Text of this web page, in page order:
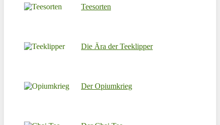
Teesorten
Die Ära der Teeklipper
Der Opiumkrieg